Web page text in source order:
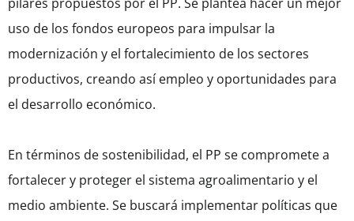
uso de los fondos europeos para impulsar la
modernización y el fortalecimiento de los sectores
productivos, creando así empleo y oportunidades para
el desarrollo económico.
En términos de sostenibilidad, el PP se compromete a
fortalecer y proteger el sistema agroalimentario y el
medio ambiente. Se buscará implementar políticas que